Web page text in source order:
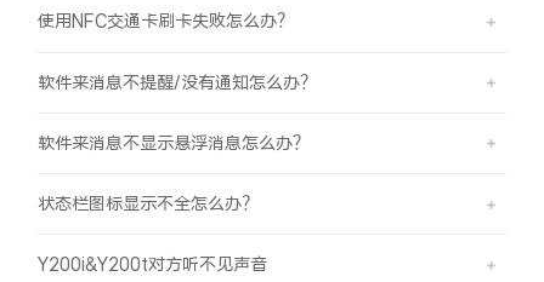
使用NFC交通卡刷卡失败怎么办？
软件来消息不提醒/没有通知怎么办？
软件来消息不显示悬浮消息怎么办？
状态栏图标显示不全怎么办？
Y200i&Y200t对方听不见声音